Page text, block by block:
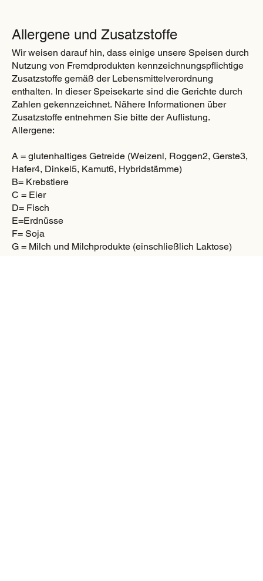
Allergene und Zusatzstoffe
Wir weisen darauf hin, dass einige unsere Speisen durch
Nutzung von Fremdprodukten kennzeichnungspflichtige
Zusatzstoffe gemäß der Lebensmittelverordnung
enthalten. In dieser Speisekarte sind die Gerichte durch
Zahlen gekennzeichnet. Nähere Informationen über
Zusatzstoffe entnehmen Sie bitte der Auflistung.
Allergene:
A = glutenhaltiges Getreide (Weizenl, Roggen2, Gerste3,
Hafer4, Dinkel5, Kamut6, Hybridstämme)
B= Krebstiere
C = Eier
D= Fisch
E=Erdnüsse
F= Soja
G = Milch und Milchprodukte (einschließlich Laktose)